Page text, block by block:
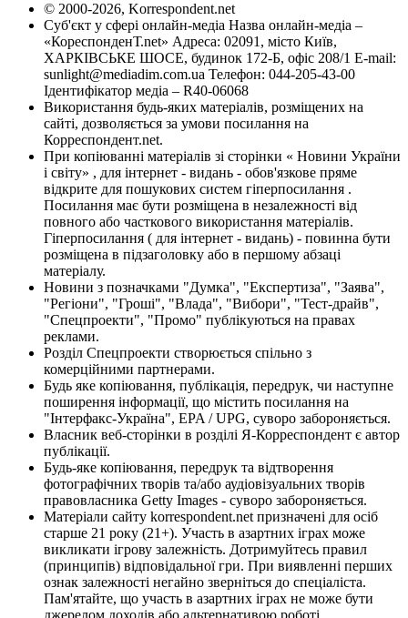
© 2000-2026, Korrespondent.net
Суб'єкт у сфері онлайн-медіа Назва онлайн-медіа –
«КореспонденТ.net» Адреса: 02091, місто Київ,
ХАРКІВСЬКЕ ШОСЕ, будинок 172-Б, офіс 208/1 E-mail:
sunlight@mediadim.com.ua Телефон: 044-205-43-00
Ідентифікатор медіа – R40-06068
Використання будь-яких матеріалів, розміщених на
сайті, дозволяється за умови посилання на
Корреспондент.net.
При копіюванні матеріалів зі сторінки « Новини України
і світу» , для інтернет - видань - обов'язкове пряме
відкрите для пошукових систем гіперпосилання .
Посилання має бути розміщена в незалежності від
повного або часткового використання матеріалів.
Гіперпосилання ( для інтернет - видань) - повинна бути
розміщена в підзаголовку або в першому абзаці
матеріалу.
Новини з позначками "Думка", "Експертиза", "Заява",
"Регіони", "Гроші", "Влада", "Вибори", "Тест-драйв",
"Спецпроекти", "Промо" публікуються на правах
реклами.
Розділ Спецпроекти створюється спільно з
комерційними партнерами.
Будь яке копіювання, публікація, передрук, чи наступне
поширення інформації, що містить посилання на
"Інтерфакс-Україна", EPA / UPG, суворо забороняється.
Власник веб-сторінки в розділі Я-Корреспондент є автор
публікації.
Будь-яке копіювання, передрук та відтворення
фотографічних творів та/або аудіовізуальних творів
правовласника Getty Images - суворо забороняється.
Матеріали сайту korrespondent.net призначені для осіб
старше 21 року (21+). Участь в азартних іграх може
викликати ігрову залежність. Дотримуйтесь правил
(принципів) відповідальної гри. При виявленні перших
ознак залежності негайно зверніться до спеціаліста.
Пам'ятайте, що участь в азартних іграх не може бути